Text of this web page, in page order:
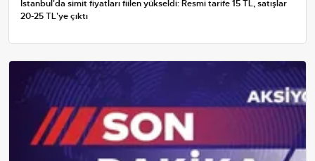
İstanbul'da simit fiyatları fiilen yükseldi: Resmi tarife 15 TL, satışlar
20-25 TL'ye çıktı